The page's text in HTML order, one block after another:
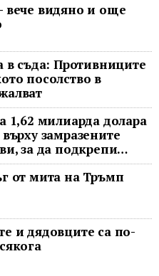
вече видяно и още
в съда: Противниците
посолство в
1,62 милиарда долара
замразените
за да подкрепи
от мита на Тръмп
и дядовците са по-